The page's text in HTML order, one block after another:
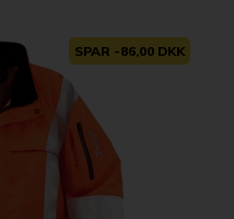
SPAR -86,00 DKK